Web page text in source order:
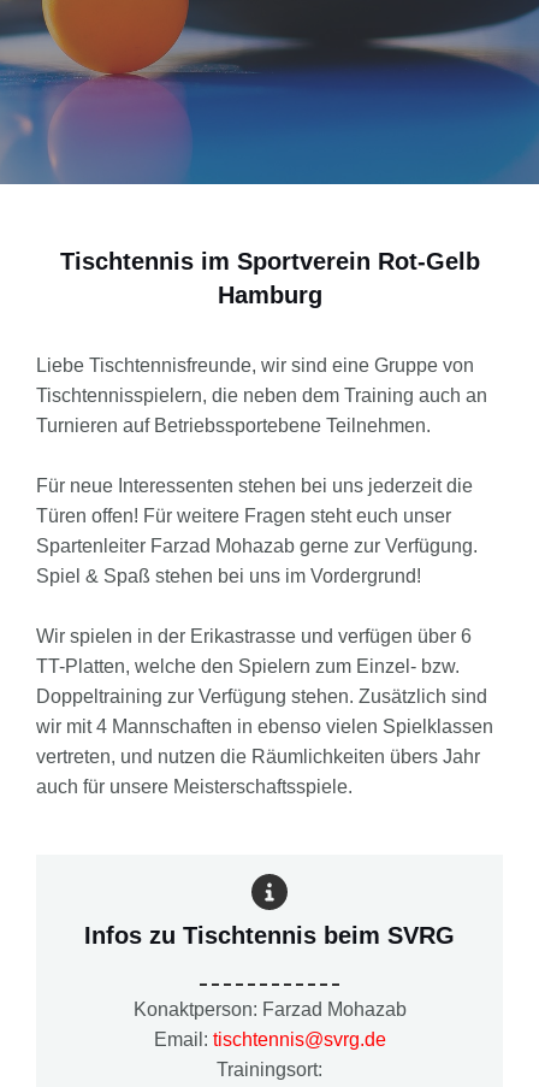
Tischtennis im Sportverein Rot-Gelb
Hamburg
Liebe Tischtennisfreunde, wir sind eine Gruppe von
Tischtennisspielern, die neben dem Training auch an
Turnieren auf Betriebssportebene Teilnehmen.
Für neue Interessenten stehen bei uns jederzeit die
Türen offen! Für weitere Fragen steht euch unser
Spartenleiter Farzad Mohazab gerne zur Verfügung.
Spiel & Spaß stehen bei uns im Vordergrund!
Wir spielen in der Erikastrasse und verfügen über 6
TT-Platten, welche den Spielern zum Einzel- bzw.
Doppeltraining zur Verfügung stehen. Zusätzlich sind
wir mit 4 Mannschaften in ebenso vielen Spielklassen
vertreten, und nutzen die Räumlichkeiten übers Jahr
auch für unsere Meisterschaftsspiele.
Infos zu Tischtennis beim SVRG
Konaktperson: Farzad Mohazab
Email: tischtennis@svrg.de
Trainingsort: